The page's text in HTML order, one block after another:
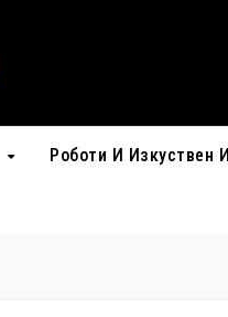
Роботи И Изкуствен